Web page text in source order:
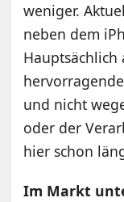
weniger.
neben dem
Hauptsächlich
und nicht
oder der
hier schon
Im Markt